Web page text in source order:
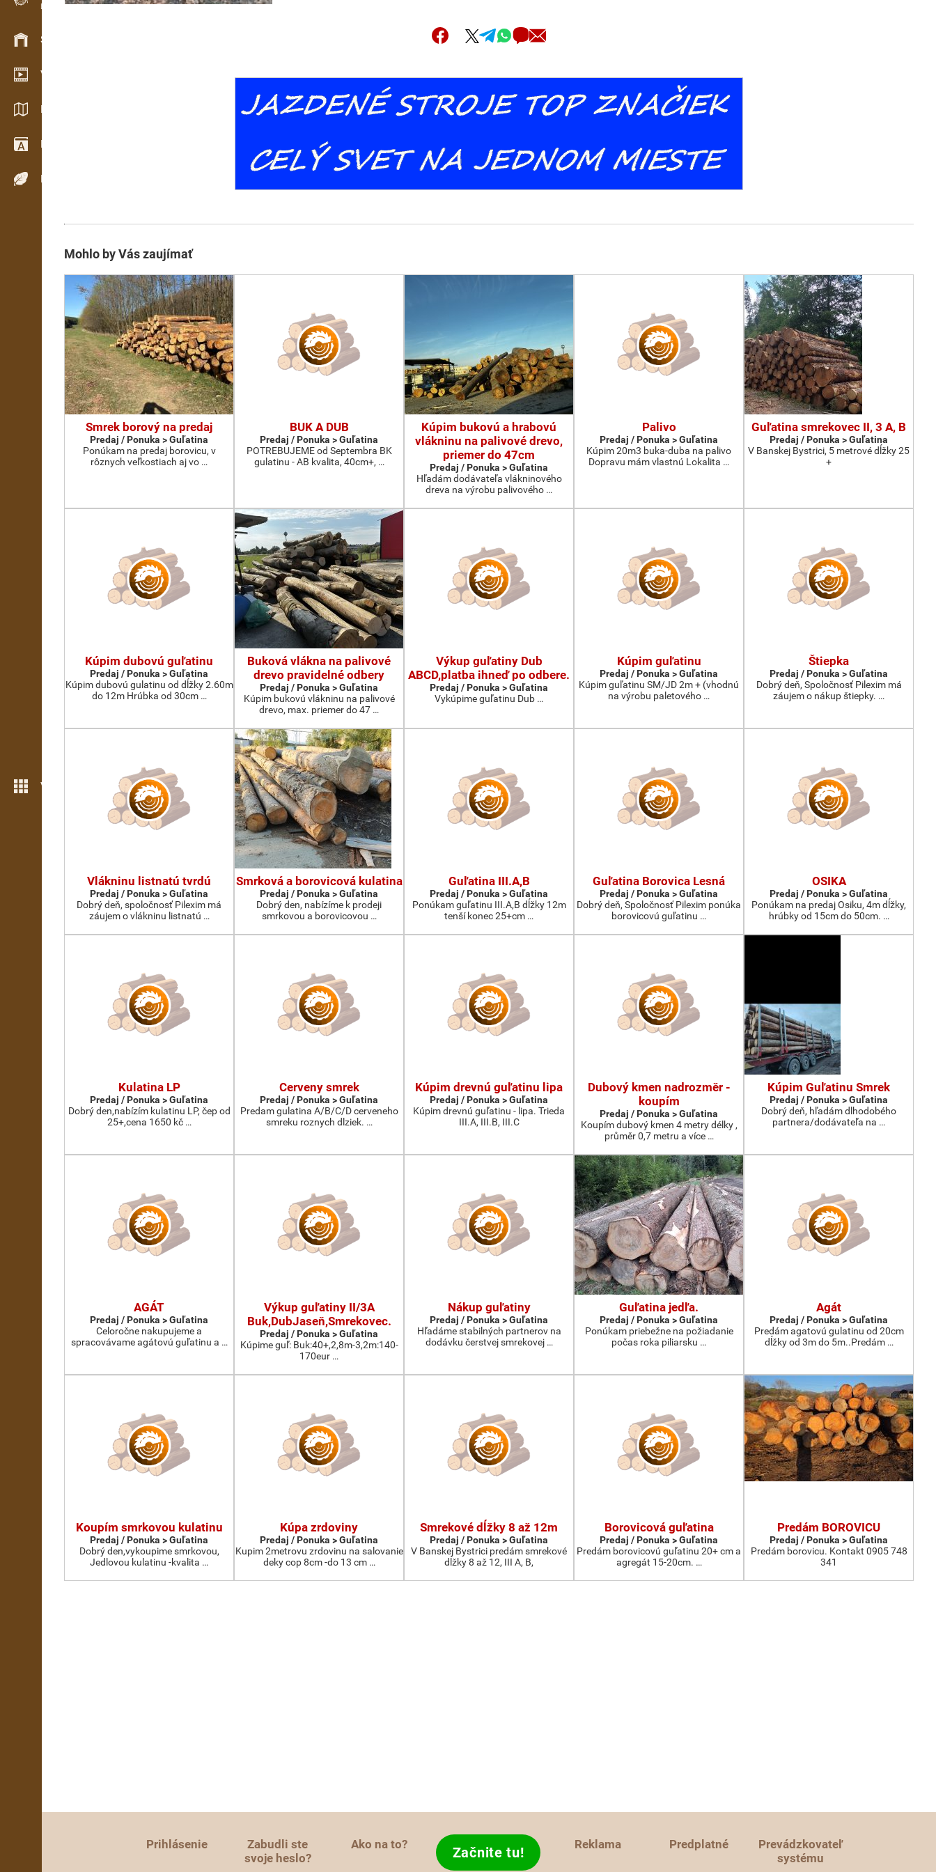
Evidencia dreva v teréne
Skladové hospodárstvo
Video showroom
Katalógy / Brožúry
Drevársky slovník
Dreviny
Viac možností
Mohlo by Vás zaujímať
Smrek borový na predaj
Predaj / Ponuka > Guľatina
Ponúkam na predaj borovicu, v
rôznych veľkostiach aj vo …
BUK A DUB
Predaj / Ponuka > Guľatina
POTREBUJEME od Septembra BK
gulatinu - AB kvalita, 40cm+, …
Kúpim bukovú a hrabovú
vlákninu na palivové drevo,
priemer do 47cm
Predaj / Ponuka > Guľatina
Hľadám dodávateľa vlákninového
dreva na výrobu palivového …
Palivo
Predaj / Ponuka > Guľatina
Kúpim 20m3 buka-duba na palivo
Dopravu mám vlastnú Lokalita …
Guľatina smrekovec II, 3 A, B
Predaj / Ponuka > Guľatina
V Banskej Bystrici, 5 metrové dĺžky 25
+
Kúpim dubovú guľatinu
Predaj / Ponuka > Guľatina
Kúpim dubovú gulatinu od dĺžky 2.60m
do 12m Hrúbka od 30cm …
Buková vlákna na palivové
drevo pravidelné odbery
Predaj / Ponuka > Guľatina
Kúpim bukovú vlákninu na palivové
drevo, max. priemer do 47 …
Výkup guľatiny Dub
ABCD,platba ihneď po odbere.
Predaj / Ponuka > Guľatina
Vykúpime guľatinu Dub …
Kúpim guľatinu
Predaj / Ponuka > Guľatina
Kúpim guľatinu SM/JD 2m + (vhodnú
na výrobu paletového …
Štiepka
Predaj / Ponuka > Guľatina
Dobrý deň, Spoločnosť Pilexim má
záujem o nákup štiepky. …
Vlákninu listnatú tvrdú
Predaj / Ponuka > Guľatina
Dobrý deň, spoločnosť Pilexim má
záujem o vlákninu listnatú …
Smrková a borovicová kulatina
Predaj / Ponuka > Guľatina
Dobrý den, nabízíme k prodeji
smrkovou a borovicovou …
Guľatina III.A,B
Predaj / Ponuka > Guľatina
Ponúkam guľatinu III.A,B dĺžky 12m
tenší konec 25+cm …
Guľatina Borovica Lesná
Predaj / Ponuka > Guľatina
Dobrý deň, Spoločnosť Pilexim ponúka
borovicovú guľatinu …
OSIKA
Predaj / Ponuka > Guľatina
Ponúkam na predaj Osiku, 4m dĺžky,
hrúbky od 15cm do 50cm. …
Kulatina LP
Predaj / Ponuka > Guľatina
Dobrý den,nabízím kulatinu LP, čep od
25+,cena 1650 kč …
Cerveny smrek
Predaj / Ponuka > Guľatina
Predam gulatina A/B/C/D cerveneho
smreku roznych dlziek. …
Kúpim drevnú guľatinu lipa
Predaj / Ponuka > Guľatina
Kúpim drevnú guľatinu - lipa. Trieda
III.A, III.B, III.C
Dubový kmen nadrozměr -
koupím
Predaj / Ponuka > Guľatina
Koupím dubový kmen 4 metry délky ,
průměr 0,7 metru a více …
Kúpim Guľatinu Smrek
Predaj / Ponuka > Guľatina
Dobrý deň, hľadám dlhodobého
partnera/dodávateľa na …
AGÁT
Predaj / Ponuka > Guľatina
Celoročne nakupujeme a
spracovávame agátovú guľatinu a …
Výkup guľatiny II/3A
Buk,DubJaseň,Smrekovec.
Predaj / Ponuka > Guľatina
Kúpime guľ: Buk:40+,2,8m-3,2m:140-
170eur …
Nákup guľatiny
Predaj / Ponuka > Guľatina
Hľadáme stabilných partnerov na
dodávku čerstvej smrekovej …
Guľatina jedľa.
Predaj / Ponuka > Guľatina
Ponúkam priebežne na požiadanie
počas roka piliarsku …
Agát
Predaj / Ponuka > Guľatina
Predám agatovú gulatinu od 20cm
dĺžky od 3m do 5m..Predám …
Koupím smrkovou kulatinu
Predaj / Ponuka > Guľatina
Dobrý den,vykoupime smrkovou,
Jedlovou kulatinu -kvalita …
Kúpa zrdoviny
Predaj / Ponuka > Guľatina
Kupim 2metrovu zrdovinu na salovanie
deky cop 8cm -do 13 cm …
Smrekové dĺžky 8 až 12m
Predaj / Ponuka > Guľatina
V Banskej Bystrici predám smrekové
dĺžky 8 až 12, III A, B,
Borovicová guľatina
Predaj / Ponuka > Guľatina
Predám borovicovú guľatinu 20+ cm a
agregát 15-20cm. …
Predám BOROVICU
Predaj / Ponuka > Guľatina
Predám borovicu. Kontakt 0905 748
341
Prihlásenie
Zabudli ste
svoje heslo?
Ako na to? Začnite tu! Reklama Predplatné
Prevádzkovateľ
systému